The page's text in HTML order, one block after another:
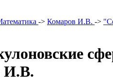
-> Комаров И.В. ->
И.В.